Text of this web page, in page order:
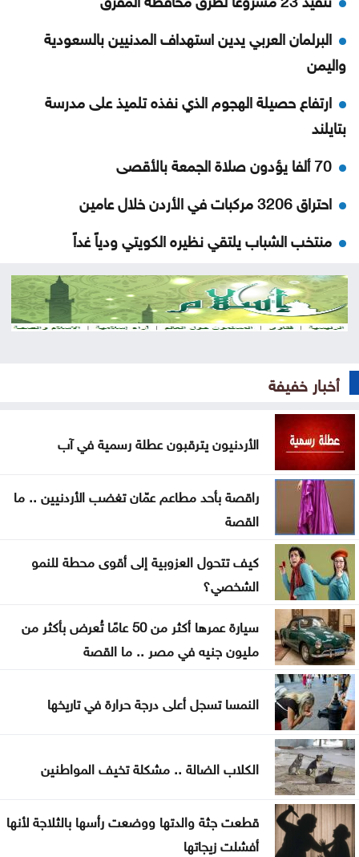
البرلمان العربي يدين استهداف المدنيين بالسعودية
واليمن
ارتفاع حصيلة الهجوم الذي نفذه تلميذ على مدرسة
بتايلند
70 ألفا يؤدون صلاة الجمعة بالأقصى
احتراق 3206 مركبات في الأردن خلال عامين
منتخب الشباب يلتقي نظيره الكويتي ودياً غداً
السعودية للحوثيين: التحالف لن يقف مكتوف اليدين
توجيه لإزالة المركبات المهملة والمعطلة في الرصيفة
توقيع اتفاقية دفاع بين السعودية وتركيا وباكستان
الجامعة العربية تدين الهجمات على السعودية واليمن
تواصل فعاليات مهرجان صيف الأردن الجمعة
ارتفاع الأسهم البريطانية الجمعة
الرئيس الجديد لكولومبيا يتولى منصبه رسمياً اليوم
أخبار خفيفة
الأردنيون يترقبون عطلة رسمية في آب
راقصة بأحد مطاعم عمّان تغضب الأردنيين .. ما
القصة
كيف تتحول العزوبية إلى أقوى محطة للنمو
الشخصي؟
سيارة عمرها أكثر من 50 عامًا تُعرض بأكثر من
مليون جنيه في مصر .. ما القصة
النمسا تسجل أعلى درجة حرارة في تاريخها
الكلاب الضالة .. مشكلة تخيف المواطنين
قطعت جثة والدتها ووضعت رأسها بالثلاجة لأنها
أفشلت زيجاتها